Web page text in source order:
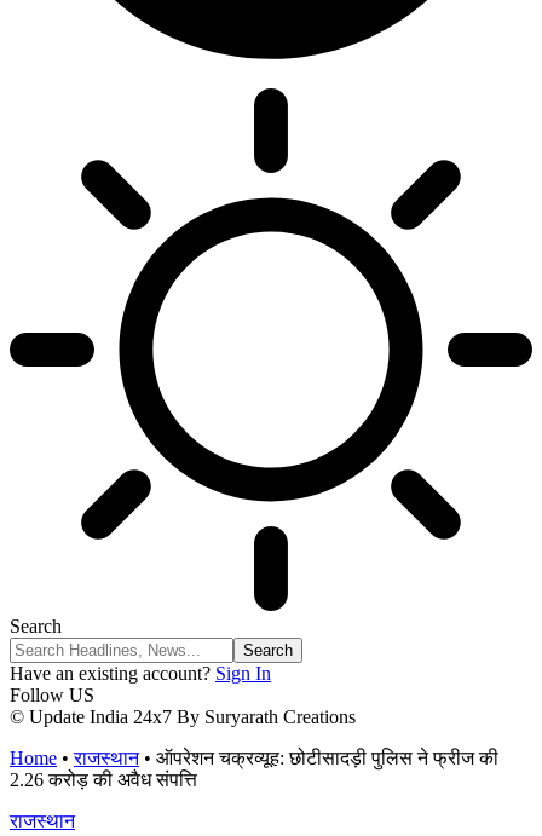
Search
Have an existing account? Sign In
Follow US
© Update India 24x7 By Suryarath Creations
Home •राजस्थान• ऑपरेशन चक्रव्यूह: छोटीसादड़ी पुलिस ने फ्रीज की
2.26 करोड़ की अवैध संपत्ति
राजस्थान